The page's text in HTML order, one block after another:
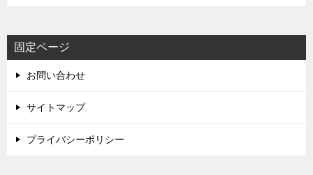
固定ページ
お問い合わせ
サイトマップ
プライバシーポリシー